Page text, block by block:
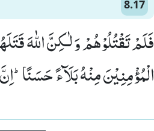
8.17
فَلَمْ تَقْتُلُوْهُمْ وَ لٰـكِنَّ اللّٰهَ
الْمُؤْمِنِیْنَ مِنْهُ بَلَآءً حَسَنًاؕ-اِنَّ